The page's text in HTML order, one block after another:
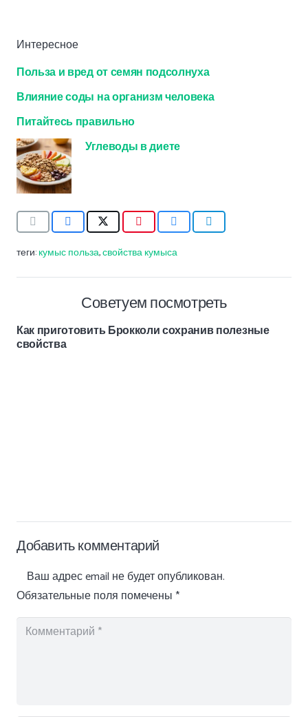
Интересное
Польза и вред от семян подсолнуха
Влияние соды на организм человека
Питайтесь правильно
Углеводы в диете
теги:кумыс польза,свойства кумыса
Советуем посмотреть
Как приготовить Брокколи сохранив полезные
свойства
Добавить комментарий
Ваш адрес email не будет опубликован.
Обязательные поля помечены *